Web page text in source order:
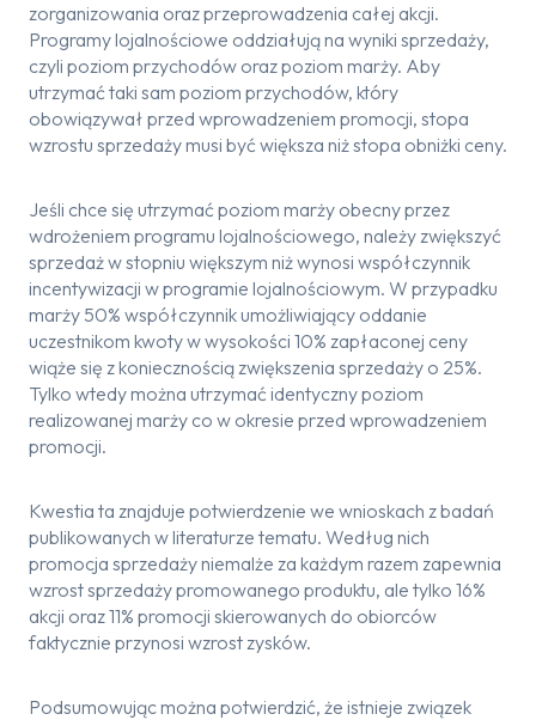
zorganizowania oraz przeprowadzenia całej akcji.
Programy lojalnościowe oddziałują na wyniki sprzedaży,
czyli poziom przychodów oraz poziom marży. Aby
utrzymać taki sam poziom przychodów, który
obowiązywał przed wprowadzeniem promocji, stopa
wzrostu sprzedaży musi być większa niż stopa obniżki ceny.
Jeśli chce się utrzymać poziom marży obecny przez
wdrożeniem programu lojalnościowego, należy zwiększyć
sprzedaż w stopniu większym niż wynosi współczynnik
incentywizacji w programie lojalnościowym. W przypadku
marży 50% współczynnik umożliwiający oddanie
uczestnikom kwoty w wysokości 10% zapłaconej ceny
wiąże się z koniecznością zwiększenia sprzedaży o 25%.
Tylko wtedy można utrzymać identyczny poziom
realizowanej marży co w okresie przed wprowadzeniem
promocji.
Kwestia ta znajduje potwierdzenie we wnioskach z badań
publikowanych w literaturze tematu. Według nich
promocja sprzedaży niemalże za każdym razem zapewnia
wzrost sprzedaży promowanego produktu, ale tylko 16%
akcji oraz 11% promocji skierowanych do obiorców
faktycznie przynosi wzrost zysków.
Podsumowując można potwierdzić, że istnieje związek